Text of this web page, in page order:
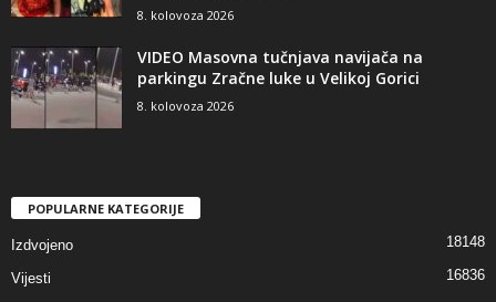
8. kolovoza 2026
VIDEO Masovna tučnjava navijača na
parkingu Zračne luke u Velikoj Gorici
8. kolovoza 2026
POPULARNE KATEGORIJE
Izdvojeno 18148
Vijesti
16836